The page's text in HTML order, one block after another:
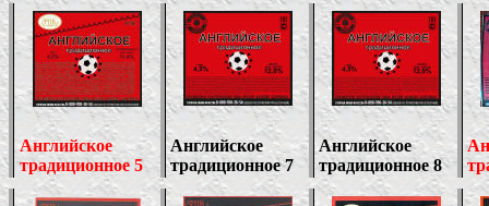
Английское
традиционное 5
Английское
традиционное 7
Английское
традиционное 8